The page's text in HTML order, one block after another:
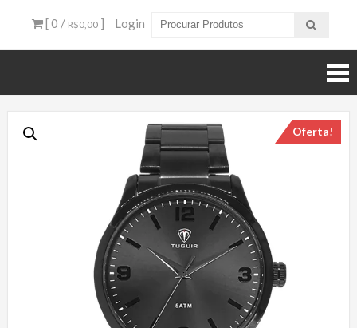
– Grupo
Tuguir
[ 0 / R$0,00 ] Login
Oferta!